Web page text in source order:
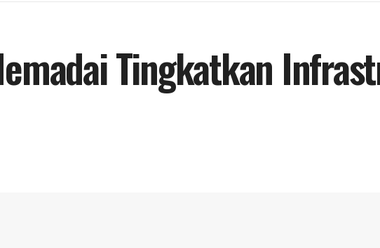
Tingkatkan